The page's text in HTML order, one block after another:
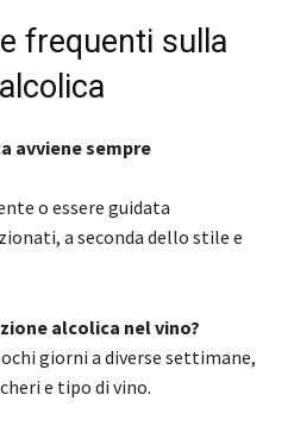
frequenti sulla
avviene sempre
o essere guidata
a seconda dello stile e
alcolica nel vino?
giorni a diverse settimane,
e tipo di vino.